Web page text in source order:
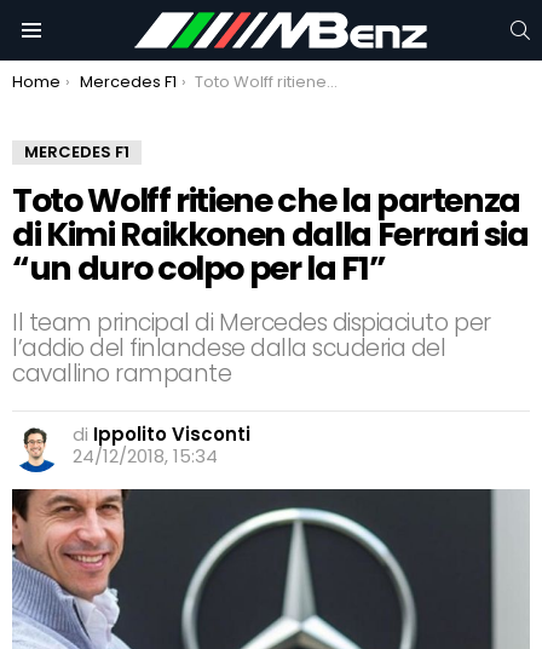
You are here:
Home Mercedes F1 Toto Wolff ritiene che la partenza di Kimi Raikkonen dalla Ferrari sia “un duro colpo per la F1”
MERCEDES F1
Toto Wolff ritiene che la partenza
di Kimi Raikkonen dalla Ferrari sia
“un duro colpo per la F1”
Il team principal di Mercedes dispiaciuto per
l’addio del finlandese dalla scuderia del
cavallino rampante
di Ippolito Visconti
24/12/2018, 15:34